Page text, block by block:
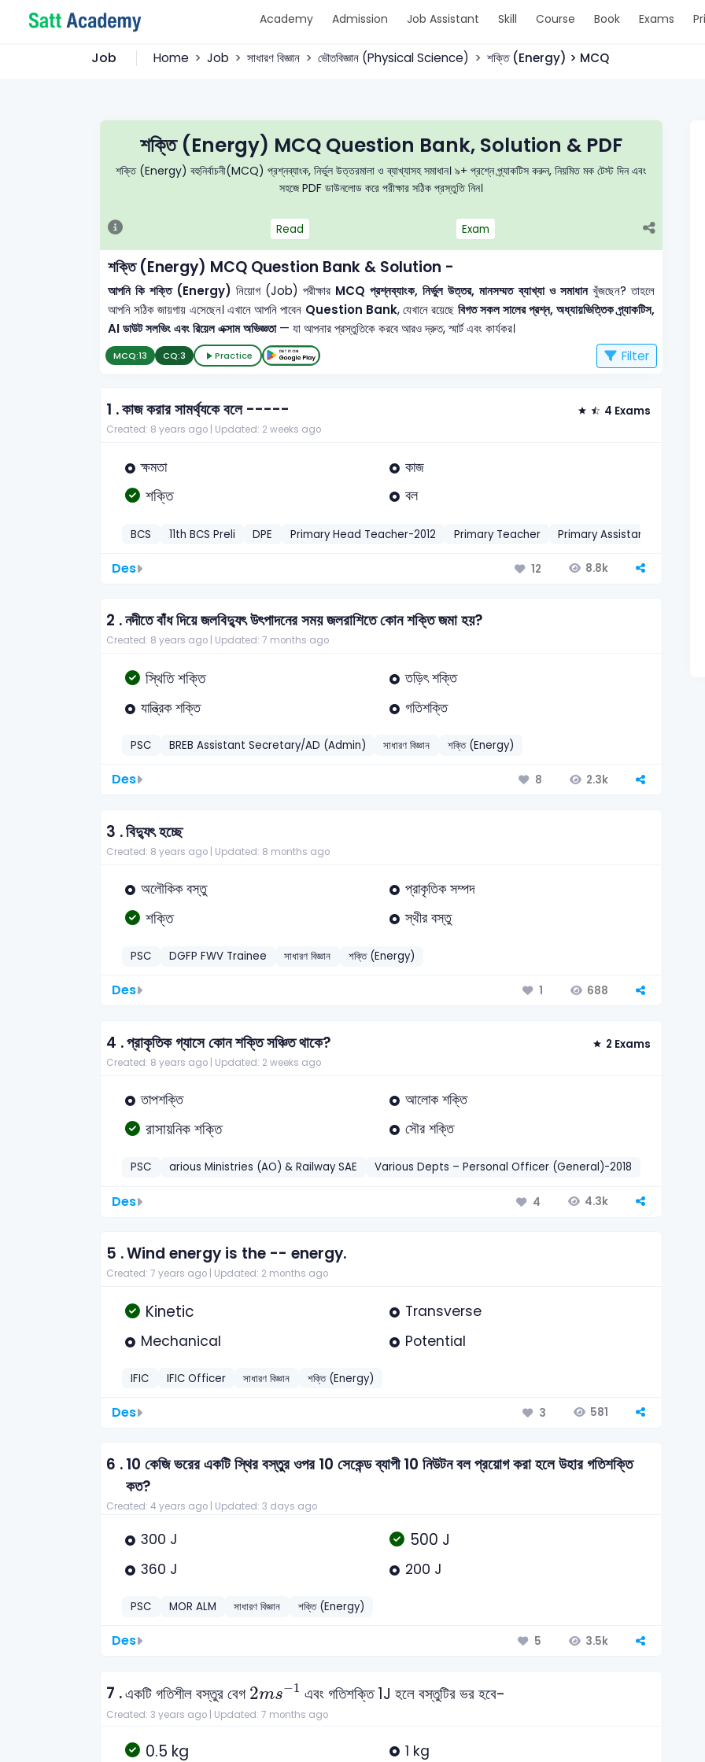
Academy Admission Job Assistant Skill Course Book Exams
Job Home Job সাধারণ বিজ্ঞান ভৌতবিজ্ঞান (Physical Science) শক্তি (Energy) > MCQ
শক্তি (Energy) MCQ Question Bank, Solution & PDF
শক্তি (Energy) বহুনির্বাচনী(MCQ) প্রশ্নব্যাংক, নির্ভুল উত্তরমালা ও ব্যাখ্যাসহ সমাধান। ৯+ প্রশ্নে প্র্যাকটিস করুন, নিয়মিত মক টেস্ট দিন এবং
সহজে PDF ডাউনলোড করে পরীক্ষার সঠিক প্রস্তুতি নিন।
Read Exam
শক্তি (Energy) MCQ Question Bank & Solution -
আপনি কি শক্তি (Energy) নিয়োগ (Job) পরীক্ষার MCQ প্রশ্নব্যাংক, নির্ভুল উত্তর, মানসম্মত ব্যাখ্যা ও সমাধানখুঁজছেন? তাহলে
আপনি সঠিক জায়গায় এসেছেন। এখানে আপনি পাবেন Question Bank, যেখানে রয়েছে বিগত সকল সালের প্রশ্ন, অধ্যায়ভিত্তিক প্র্যাকটিস,
AI ডাউট সলভিং এবং রিয়েল এক্সাম অভিজ্ঞতা— যা আপনার প্রস্তুতিকে করবে আরও দ্রুত, স্মার্ট এবং কার্যকর।
MCQ:13 CQ:3 Practice Filter
1 .কাজ করার সামর্থ্যকে বলে ----- 4 Exams
Created: 8 years ago | Updated: 2 weeks ago
ক্ষমতা কাজ
শক্তি বল
BCS 11th BCS Preli DPE Primary Head Teacher-2012 Primary Teacher Primary Assistant Teacher-
Des 12 8.8k
2 .নদীতে বাঁধ দিয়ে জলবিদ্যুৎ উৎপাদনের সময় জলরাশিতে কোন শক্তি জমা হয়?
Created: 8 years ago | Updated: 7 months ago
স্থিতি শক্তি
তড়িৎ শক্তি
যান্ত্রিক শক্তি
গতিশক্তি
PSC BREB Assistant Secretary/AD (Admin) সাধারণ বিজ্ঞান শক্তি (Energy)
Des 8 2.3k
3 .বিদ্যুৎ হচ্ছে
Created: 8 years ago | Updated: 8 months ago
অলৌকিক বস্তু প্রাকৃতিক সম্পদ
শক্তি স্থীর বস্তু
PSC DGFP FWV Trainee সাধারণ বিজ্ঞান শক্তি (Energy)
Des 1 688
4 .প্রাকৃতিক গ্যাসে কোন শক্তি সঞ্চিত থাকে? 2 Exams
Created: 8 years ago | Updated: 2 weeks ago
তাপশক্তি আলোক শক্তি
রাসায়নিক শক্তি সৌর শক্তি
PSC arious Ministries (AO) & Railway SAE Various Depts – Personal Officer (General)-2018
Des 4 4.3k
5 .Wind energy is the -- energy.
Created: 7 years ago | Updated: 2 months ago
Kinetic
Transverse
Mechanical
Potential
IFIC IFIC Officer সাধারণ বিজ্ঞান শক্তি (Energy)
Des 3 581
6 .10 কেজি ভরের একটি স্থির বস্তুর ওপর 10 সেকেন্ড ব্যাপী 10 নিউটন বল প্রয়োগ করা হলে উহার গতিশক্তি
কত?
Created: 4 years ago | Updated: 3 days ago
300 J 500 J
360 J 200 J
PSC MOR ALM সাধারণ বিজ্ঞান শক্তি (Energy)
Des 5 3.5k
7 .একটি গতিশীল বস্তুর বেগ 2ms−1
2 s- এবং গতিশক্তি 1J হলে বস্তুটির ভর হবে-
Created: 3 years ago | Updated: 7 months ago
0.5 kg 1 kg